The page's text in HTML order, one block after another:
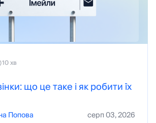
10 хв
що це таке і як робити їх
Попова серп 03, 2026